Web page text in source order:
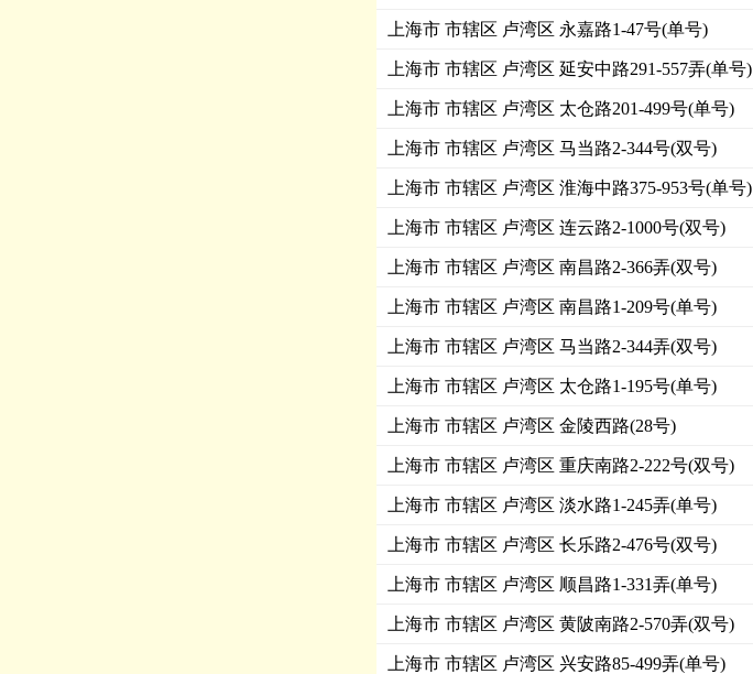
上海市 市辖区 卢湾区 永嘉路1-47号(单号)
上海市 市辖区 卢湾区 延安中路291-557弄(单号)
上海市 市辖区 卢湾区 太仓路201-499号(单号)
上海市 市辖区 卢湾区 马当路2-344号(双号)
上海市 市辖区 卢湾区 淮海中路375-953号(单号)
上海市 市辖区 卢湾区 连云路2-1000号(双号)
上海市 市辖区 卢湾区 南昌路2-366弄(双号)
上海市 市辖区 卢湾区 南昌路1-209号(单号)
上海市 市辖区 卢湾区 马当路2-344弄(双号)
上海市 市辖区 卢湾区 太仓路1-195号(单号)
上海市 市辖区 卢湾区 金陵西路(28号)
上海市 市辖区 卢湾区 重庆南路2-222号(双号)
上海市 市辖区 卢湾区 淡水路1-245弄(单号)
上海市 市辖区 卢湾区 长乐路2-476号(双号)
上海市 市辖区 卢湾区 顺昌路1-331弄(单号)
上海市 市辖区 卢湾区 黄陂南路2-570弄(双号)
上海市 市辖区 卢湾区 兴安路85-499弄(单号)